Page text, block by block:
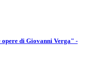
di Giovanni Verga" -